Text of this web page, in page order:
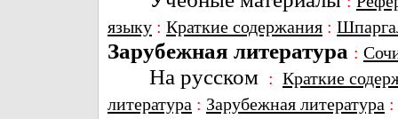
языку : Краткие содержания :
Зарубежная литература :
На русском : Краткие
литература : Зарубежная литература